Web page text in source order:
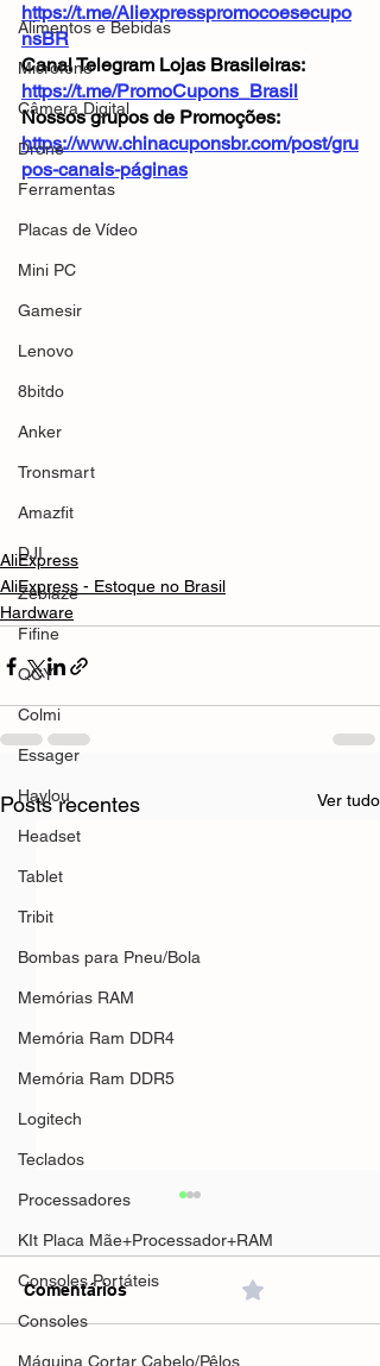
Alimentos e Bebidas
Microfone
Câmera Digital
Drone
Ferramentas
Placas de Vídeo
Mini PC
Gamesir
Lenovo
8bitdo
Anker
Tronsmart
Amazfit
DJI
Zeblaze
Fifine
QCY
Colmi
Essager
Haylou
Headset
Tablet
Tribit
Bombas para Pneu/Bola
Memórias RAM
Memória Ram DDR4
Memória Ram DDR5
Logitech
Teclados
Processadores
KIt Placa Mãe+Processador+RAM
Consoles Portáteis
Consoles
Máquina Cortar Cabelo/Pêlos
https://t.me/Aliexpresspromocoesecupo
nsBR
Canal Telegram Lojas Brasileiras:
https://t.me/PromoCupons_Brasil
Nossos grupos de Promoções:
https://www.chinacuponsbr.com/post/gru
pos-canais-páginas
AliExpress
AliExpress - Estoque no Brasil
Hardware
Posts recentes Ver tudo
Comentários